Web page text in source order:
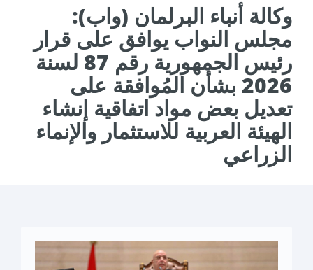
وكالة أنباء البرلمان (واب):
مجلس النواب يوافق على قرار
رئيس الجمهورية رقم 87 لسنة
2026 بشأن المُوافقة على
تعديل بعض مواد اتفاقية إنشاء
الهيئة العربية للاستثمار والإنماء
الزراعي